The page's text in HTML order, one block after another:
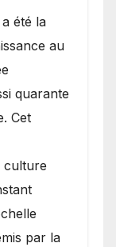
été la
au
quarante
Cet
culture
par la